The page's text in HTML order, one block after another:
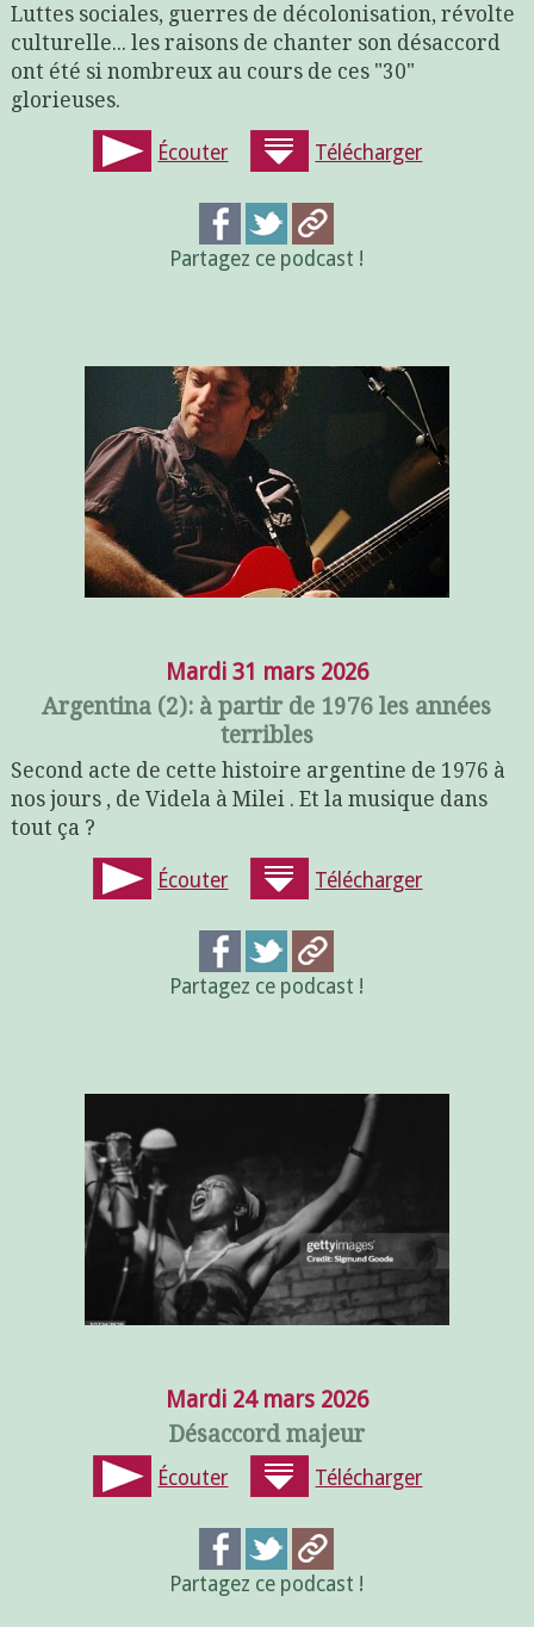
Luttes sociales, guerres de décolonisation, révolte
culturelle... les raisons de chanter son désaccord
ont été si nombreux au cours de ces "30"
glorieuses.
Écouter Télécharger
Partagez ce podcast !
Mardi 31 mars 2026
Argentina (2): à partir de 1976 les années
terribles
Second acte de cette histoire argentine de 1976 à
nos jours , de Videla à Milei . Et la musique dans
tout ça ?
Écouter Télécharger
Partagez ce podcast !
Mardi 24 mars 2026
Désaccord majeur
Écouter Télécharger
Partagez ce podcast !